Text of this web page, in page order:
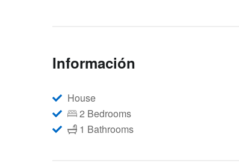
Información
House
2 Bedrooms
1 Bathrooms